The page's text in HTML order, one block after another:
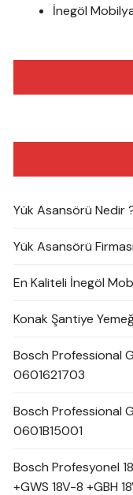
İnegöl
Yük Asansörü Nedir
Yük Asansörü Firması
En Kaliteli İnegöl
Konak Şantiye
Bosch Professional
0601621703
Bosch Professional
0601B15001
Bosch Profesyonel
+GWS 18V-8 +GBH